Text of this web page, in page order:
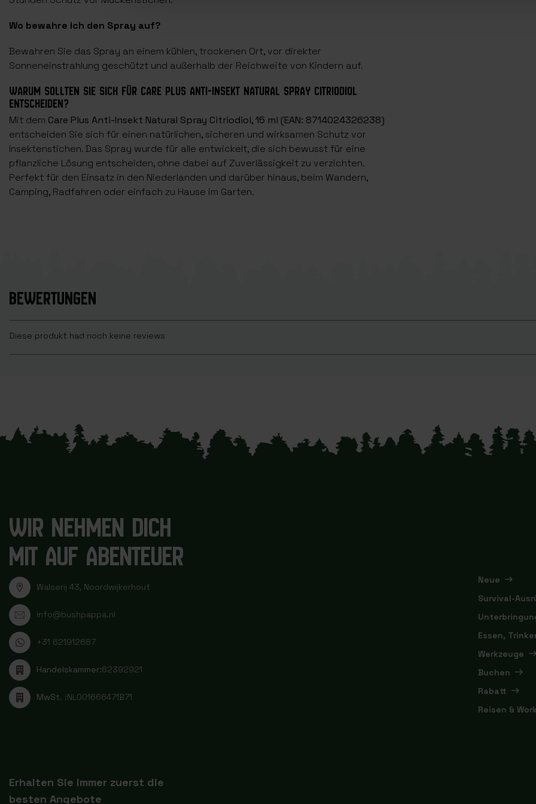
Wo bewahre ich den Spray auf?
Bewahren Sie das Spray an einem kühlen, trockenen Ort, vor direkter
Sonneneinstrahlung geschützt und außerhalb der Reichweite von Kindern auf.
WARUM SOLLTEN SIE SICH FÜR CARE PLUS ANTI-INSEKT NATURAL SPRAY CITRIODIOL
ENTSCHEIDEN?
Mit dem Care Plus Anti-Insekt Natural Spray Citriodiol, 15 ml (EAN: 8714024326238)
entscheiden Sie sich für einen natürlichen, sicheren und wirksamen Schutz vor
Insektenstichen. Das Spray wurde für alle entwickelt, die sich bewusst für eine
pflanzliche Lösung entscheiden, ohne dabei auf Zuverlässigkeit zu verzichten.
Perfekt für den Einsatz in den Niederlanden und darüber hinaus, beim Wandern,
Camping, Radfahren oder einfach zu Hause im Garten.
BEWERTUNGEN
Diese produkt had noch keine reviews
WIR NEHMEN DICH
MIT AUF ABENTEUER
Walserij 43, Noordwijkerhout
info@bushpappa.nl
+31 621912687
Handelskammer:62392921
MwSt. :NL001666471B71
Neue
Survival-
Essen,
Werkzeuge
Buchen
Rabatt
Reisen &
Erhalten Sie immer zuerst die
besten Angebote